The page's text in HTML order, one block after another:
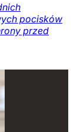
pocisków
przed